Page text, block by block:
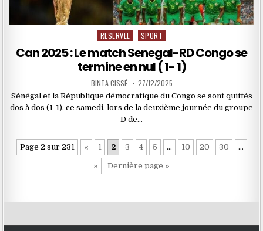
Posted
RESERVEE SPORT
Can 2025 : Le match Senegal-RD Congo se
termine en nul ( 1- 1)
BINTA CISSÉ 27/12/2025
Sénégal et la République démocratique du Congo se sont quittés
dos à dos (1-1), ce samedi, lors de la deuxième journée du groupe
D de…
Page 2 sur 231 « 1 2 3 4 5 … 10 20 30 …
» Dernière page »